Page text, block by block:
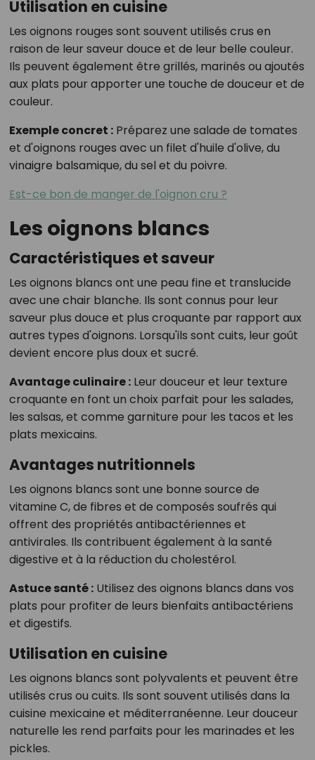
Utilisation en cuisine
Les oignons rouges sont souvent utilisés crus en
raison de leur saveur douce et de leur belle couleur.
Ils peuvent également être grillés, marinés ou ajoutés
aux plats pour apporter une touche de douceur et de
couleur.
Exemple concret :Préparez une salade de tomates
et d'oignons rouges avec un filet d'huile d'olive, du
vinaigre balsamique, du sel et du poivre.
Est-ce bon de manger de l'oignon cru ?
Les oignons blancs
Caractéristiques et saveur
Les oignons blancs ont une peau fine et translucide
avec une chair blanche. Ils sont connus pour leur
saveur plus douce et plus croquante par rapport aux
autres types d'oignons. Lorsqu'ils sont cuits, leur goût
devient encore plus doux et sucré.
Avantage culinaire :Leur douceur et leur texture
croquante en font un choix parfait pour les salades,
les salsas, et comme garniture pour les tacos et les
plats mexicains.
Avantages nutritionnels
Les oignons blancs sont une bonne source de
vitamine C, de fibres et de composés soufrés qui
offrent des propriétés antibactériennes et
antivirales. Ils contribuent également à la santé
digestive et à la réduction du cholestérol.
Astuce santé :Utilisez des oignons blancs dans vos
plats pour profiter de leurs bienfaits antibactériens
et digestifs.
Utilisation en cuisine
Les oignons blancs sont polyvalents et peuvent être
utilisés crus ou cuits. Ils sont souvent utilisés dans la
cuisine mexicaine et méditerranéenne. Leur douceur
naturelle les rend parfaits pour les marinades et les
pickles.